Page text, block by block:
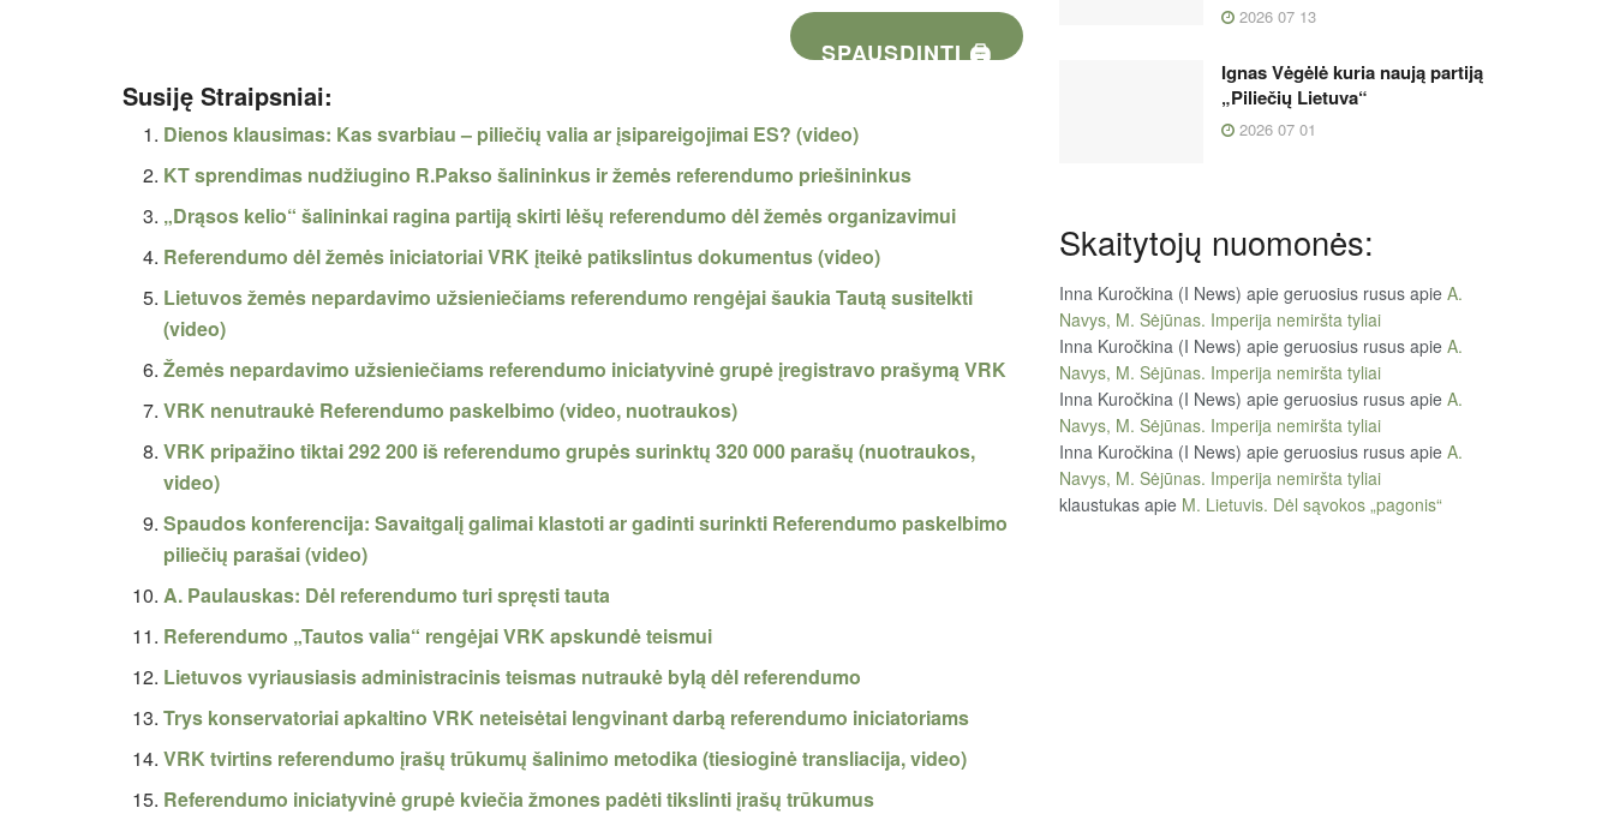
SPAUSDINTI 🖨
Susiję Straipsniai:
Dienos klausimas: Kas svarbiau – piliečių valia ar įsipareigojimai ES? (video)
KT sprendimas nudžiugino R.Pakso šalininkus ir žemės referendumo priešininkus
„Drąsos kelio“ šalininkai ragina partiją skirti lėšų referendumo dėl žemės organizavimui
Referendumo dėl žemės iniciatoriai VRK įteikė patikslintus dokumentus (video)
Lietuvos žemės nepardavimo užsieniečiams referendumo rengėjai šaukia Tautą susitelkti
(video)
Žemės nepardavimo užsieniečiams referendumo iniciatyvinė grupė įregistravo prašymą VRK
VRK nenutraukė Referendumo paskelbimo (video, nuotraukos)
VRK pripažino tiktai 292 200 iš referendumo grupės surinktų 320 000 parašų (nuotraukos,
video)
Spaudos konferencija: Savaitgalį galimai klastoti ar gadinti surinkti Referendumo paskelbimo
piliečių parašai (video)
A. Paulauskas: Dėl referendumo turi spręsti tauta
Referendumo „Tautos valia“ rengėjai VRK apskundė teismui
Lietuvos vyriausiasis administracinis teismas nutraukė bylą dėl referendumo
Trys konservatoriai apkaltino VRK neteisėtai lengvinant darbą referendumo iniciatoriams
VRK tvirtins referendumo įrašų trūkumų šalinimo metodika (tiesioginė transliacija, video)
Referendumo iniciatyvinė grupė kviečia žmones padėti tikslinti įrašų trūkumus
2026 07 13
Ignas Vėgėlė kuria naują partiją
„Piliečių Lietuva“
2026 07 01
Skaitytojų nuomonės:
Inna Kuročkina (I News) apie geruosius rusus apie A.
Navys, M. Sėjūnas. Imperija nemiršta tyliai
Inna Kuročkina (I News) apie geruosius rusus apie A.
Navys, M. Sėjūnas. Imperija nemiršta tyliai
Inna Kuročkina (I News) apie geruosius rusus apie A.
Navys, M. Sėjūnas. Imperija nemiršta tyliai
Inna Kuročkina (I News) apie geruosius rusus apie A.
Navys, M. Sėjūnas. Imperija nemiršta tyliai
klaustukas apie M. Lietuvis. Dėl sąvokos „pagonis“